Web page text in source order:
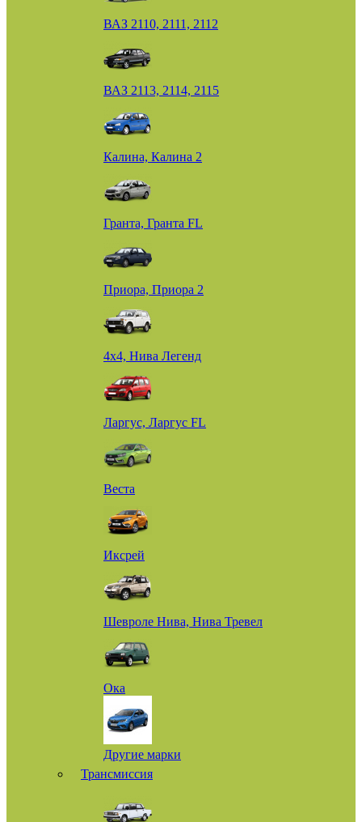
ВАЗ 2110, 2111, 2112
ВАЗ 2113, 2114, 2115
Калина, Калина 2
Гранта, Гранта FL
Приора, Приора 2
4х4, Нива Легенд
Ларгус, Ларгус FL
Веста
Иксрей
Шевроле Нива, Нива Тревел
Ока
Другие марки
Трансмиссия